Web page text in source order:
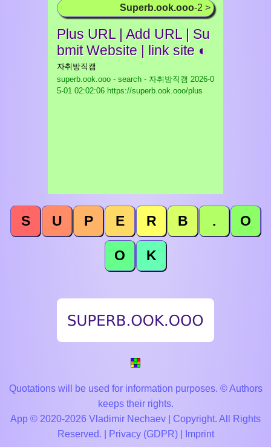
Superb.ook.ooo-2 >
Plus URL | Add URL | Su
bmit Website | link site ◐
자취방직캠
superb.ook.ooo - search - 자취방직캠 2026-0
5-01 02:02:06 https://superb.ook.ooo/plus
S U P E R B . O
O K
Quotations will be used for information purposes. © Authors
keeps their rights.
App © 2020-2026 Vladimir Nechaev | Copyright. All Rights
Reserved. |
Privacy (GDPR)| Imprint